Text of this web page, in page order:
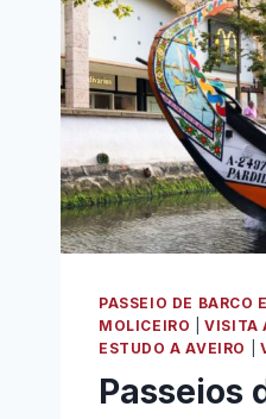
PASSEIO DE BARCO
MOLICEIRO |VISITA
ESTUDO A AVEIRO
Passeios